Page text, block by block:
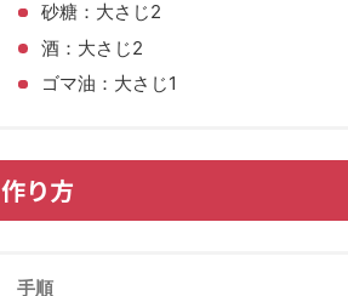
砂糖：大さじ2
酒：大さじ2
ゴマ油：大さじ1
作り方
手順